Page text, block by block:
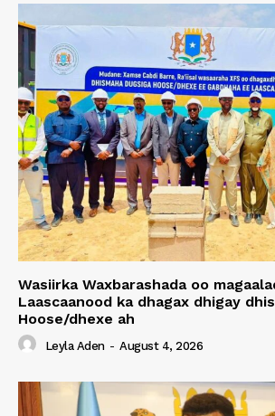
Wasiirka Waxbarashada oo
Laascaanood ka dhagax dhigay
Hoose/dhexe ah
Leyla Aden - August 4, 2026